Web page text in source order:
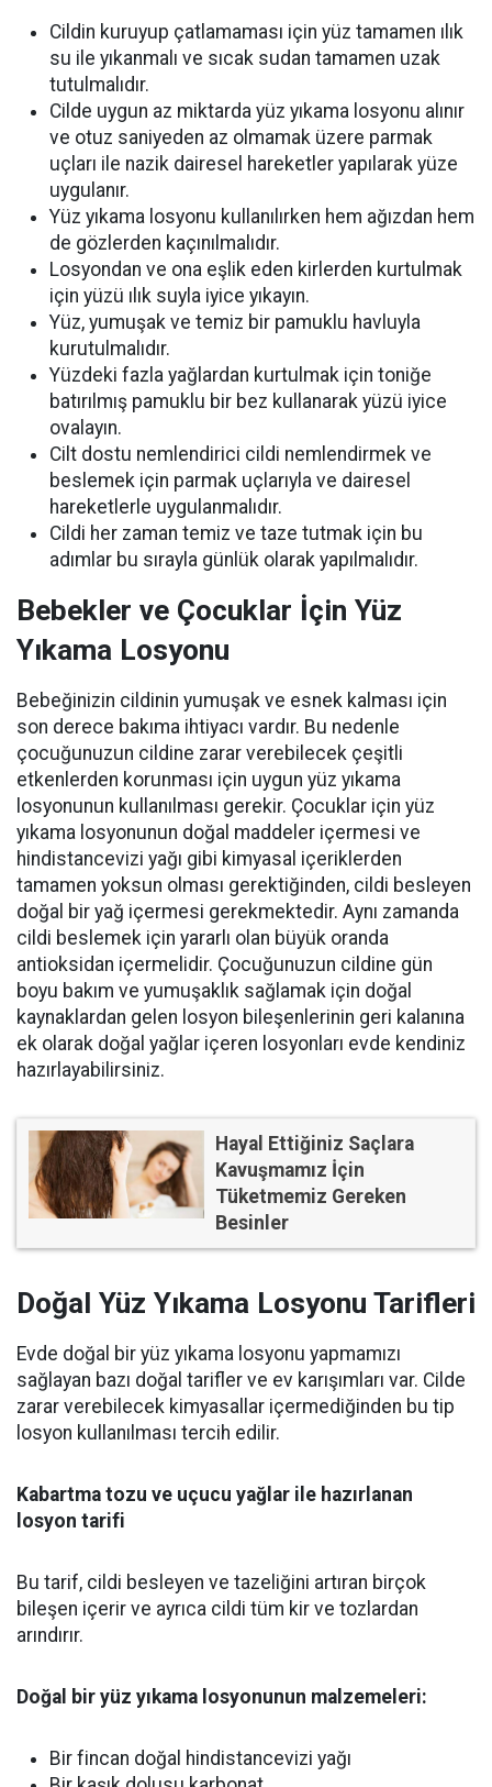
Cildin kuruyup çatlamaması için yüz tamamen ılık
su ile yıkanmalı ve sıcak sudan tamamen uzak
tutulmalıdır.
Cilde uygun az miktarda yüz yıkama losyonu alınır
ve otuz saniyeden az olmamak üzere parmak
uçları ile nazik dairesel hareketler yapılarak yüze
uygulanır.
Yüz yıkama losyonu kullanılırken hem ağızdan hem
de gözlerden kaçınılmalıdır.
Losyondan ve ona eşlik eden kirlerden kurtulmak
için yüzü ılık suyla iyice yıkayın.
Yüz, yumuşak ve temiz bir pamuklu havluyla
kurutulmalıdır.
Yüzdeki fazla yağlardan kurtulmak için toniğe
batırılmış pamuklu bir bez kullanarak yüzü iyice
ovalayın.
Cilt dostu nemlendirici cildi nemlendirmek ve
beslemek için parmak uçlarıyla ve dairesel
hareketlerle uygulanmalıdır.
Cildi her zaman temiz ve taze tutmak için bu
adımlar bu sırayla günlük olarak yapılmalıdır.
Bebekler ve Çocuklar İçin Yüz
Yıkama Losyonu
Bebeğinizin cildinin yumuşak ve esnek kalması için
son derece bakıma ihtiyacı vardır. Bu nedenle
çocuğunuzun cildine zarar verebilecek çeşitli
etkenlerden korunması için uygun yüz yıkama
losyonunun kullanılması gerekir. Çocuklar için yüz
yıkama losyonunun doğal maddeler içermesi ve
hindistancevizi yağı gibi kimyasal içeriklerden
tamamen yoksun olması gerektiğinden, cildi besleyen
doğal bir yağ içermesi gerekmektedir. Aynı zamanda
cildi beslemek için yararlı olan büyük oranda
antioksidan içermelidir. Çocuğunuzun cildine gün
boyu bakım ve yumuşaklık sağlamak için doğal
kaynaklardan gelen losyon bileşenlerinin geri kalanına
ek olarak doğal yağlar içeren losyonları evde kendiniz
hazırlayabilirsiniz.
Hayal Ettiğiniz Saçlara
Kavuşmamız İçin
Tüketmemiz Gereken
Besinler
Doğal Yüz Yıkama Losyonu Tarifleri
Evde doğal bir yüz yıkama losyonu yapmamızı
sağlayan bazı doğal tarifler ve ev karışımları var. Cilde
zarar verebilecek kimyasallar içermediğinden bu tip
losyon kullanılması tercih edilir.
Kabartma tozu ve uçucu yağlar ile hazırlanan
losyon tarifi
Bu tarif, cildi besleyen ve tazeliğini artıran birçok
bileşen içerir ve ayrıca cildi tüm kir ve tozlardan
arındırır.
Doğal bir yüz yıkama losyonunun malzemeleri:
Bir fincan doğal hindistancevizi yağı